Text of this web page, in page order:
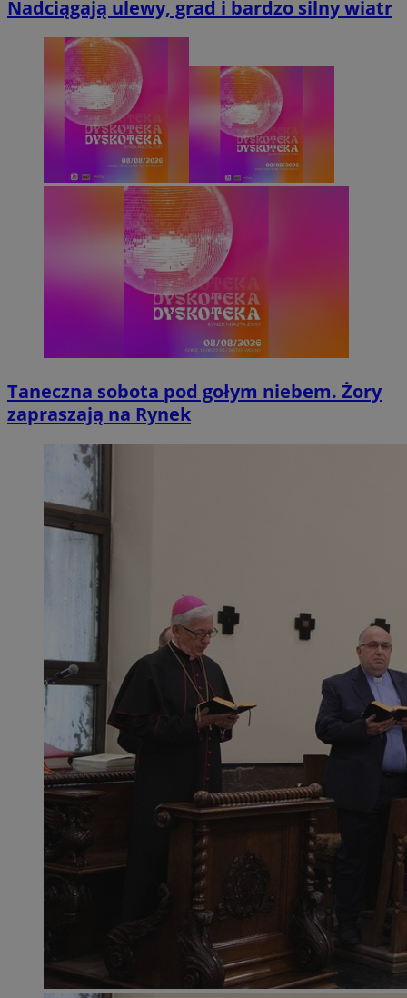
Nadciągają ulewy, grad i bardzo silny wiatr
Taneczna sobota pod gołym niebem. Żory
zapraszają na Rynek